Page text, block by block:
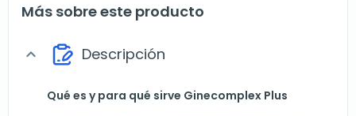
Más sobre este producto
expand_more Descripción
Qué es y para qué sirve Ginecomplex Plus